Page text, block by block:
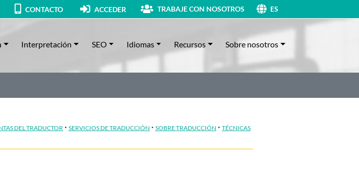
CONTACTO ACCEDER TRABAJE CON NOSOTROS ES
Interpretación SEO Idiomas Recursos Sobre nosotros
DEL TRADUCTOR · SERVICIOS DE TRADUCCIÓN · SOBRE TRADUCCIÓN · TÉCNICAS